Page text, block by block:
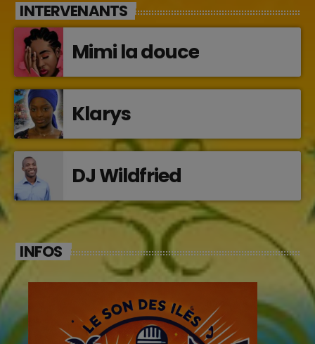
INTERVENANTS
Mimi la douce
Klarys
DJ Wildfried
INFOS